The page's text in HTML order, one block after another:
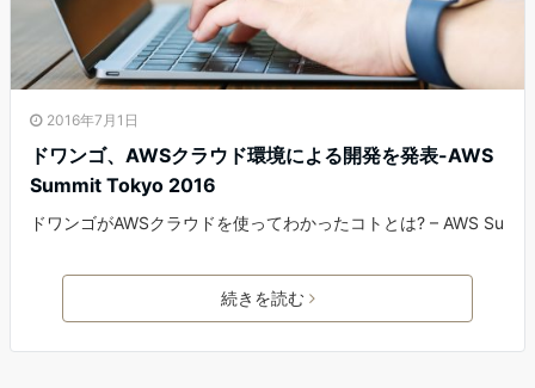
2016年7月1日
ドワンゴ、AWSクラウド環境による開発を発表-AWS
Summit Tokyo 2016
ドワンゴがAWSクラウドを使ってわかったコトとは? – AWS Su
続きを読む